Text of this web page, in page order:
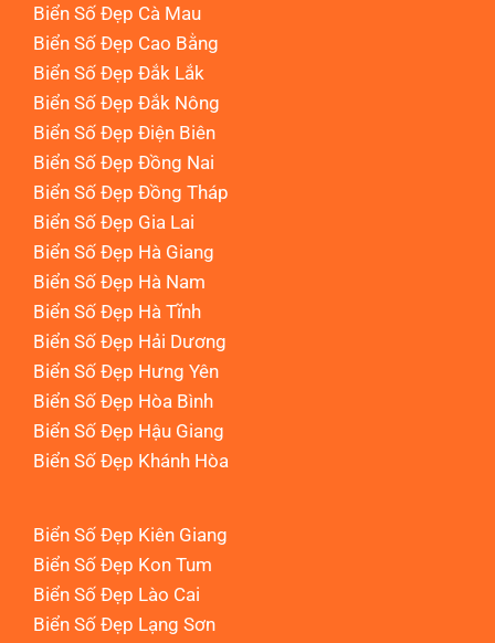
Biển Số Đẹp Cà Mau
Biển Số Đẹp Cao Bằng
Biển Số Đẹp Đắk Lắk
Biển Số Đẹp Đắk Nông
Biển Số Đẹp Điện Biên
Biển Số Đẹp Đồng Nai
Biển Số Đẹp Đồng Tháp
Biển Số Đẹp Gia Lai
Biển Số Đẹp Hà Giang
Biển Số Đẹp Hà Nam
Biển Số Đẹp Hà Tĩnh
Biển Số Đẹp Hải Dương
Biển Số Đẹp Hưng Yên
Biển Số Đẹp Hòa Bình
Biển Số Đẹp Hậu Giang
Biển Số Đẹp Khánh Hòa
Biển Số Đẹp Kiên Giang
Biển Số Đẹp Kon Tum
Biển Số Đẹp Lào Cai
Biển Số Đẹp Lạng Sơn